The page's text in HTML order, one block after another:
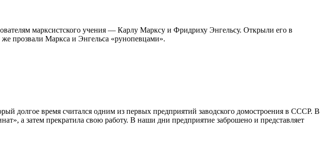
марксистского учения — Карлу Марксу и Фридриху Энгельсу. Открыли его в
прозвали Маркса и Энгельса «рунопевцами».
долгое время считался одним из первых предприятий заводского домостроения в СССР. В
а затем прекратила свою работу. В наши дни предприятие заброшено и представляет